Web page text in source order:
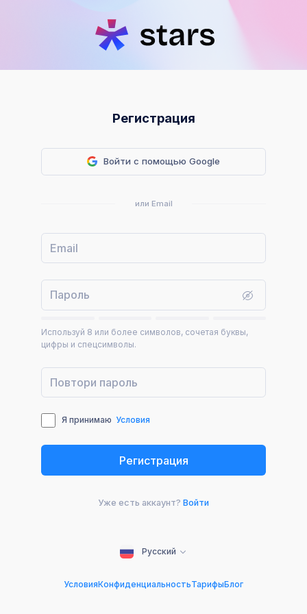
Регистрация
Войти с помощью Google
или Email
Используй 8 или более символов, сочетая буквы,
цифры и спецсимволы.
Я принимаю Условия
Уже есть аккаунт? Войти
Русский
УсловияКонфиденциальностьТарифыБлог